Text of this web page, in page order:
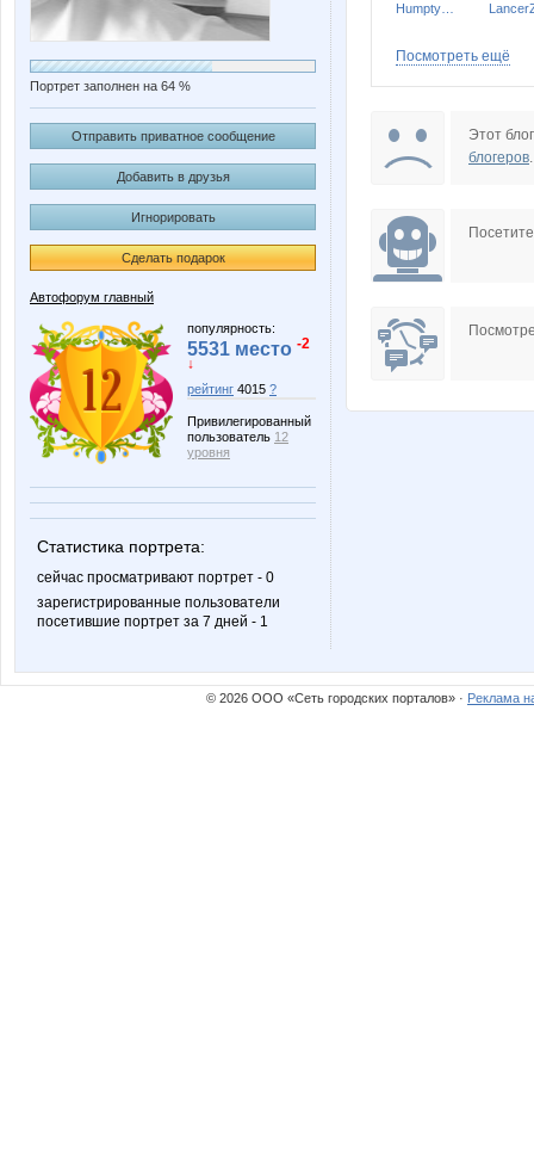
Портрет заполнен на 64 %
Отправить приватное сообщение
Добавить в друзья
Игнорировать
Сделать подарок
Автофорум главный
популярность:
5531 место -2
↓
рейтинг 4015 ?
Привилегированный
пользователь 12
уровня
Статистика портрета:
сейчас просматривают портрет - 0
зарегистрированные пользователи
посетившие портрет за 7 дней - 1
Посмотреть ещё
Этот
блогеров.
© 2026 ООО «Сеть городских порталов» · Реклама